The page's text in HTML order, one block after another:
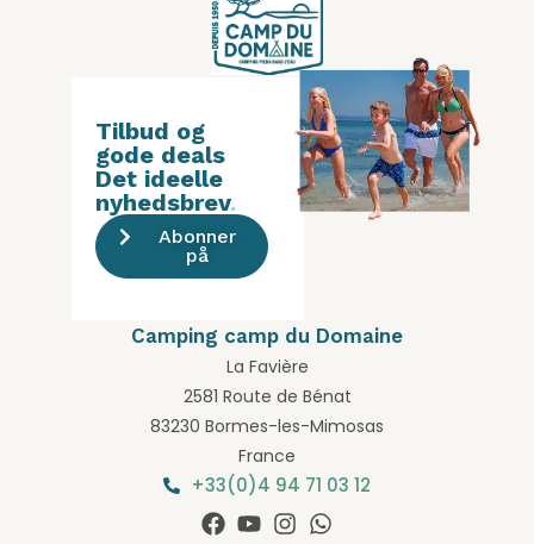
Camping camp du Domaine
La Favière
2581 Route de Bénat
83230 Bormes-les-Mimosas
France
+33(0)4 94 71 03 12
Tilbud og
gode deals
Det ideelle
nyhedsbrev.
Abonner
på